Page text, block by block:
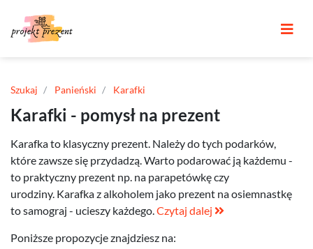
Szukaj Panieński Karafki
Karafki - pomysł na prezent
Karafka to klasyczny prezent. Należy do tych podarków,
które zawsze się przydadzą. Warto podarować ją każdemu -
to praktyczny prezent np. na parapetówkę czy
urodziny. Karafka z alkoholem jako prezent na osiemnastkę
to samograj - ucieszy każdego.Czytaj dalej
Poniższe propozycje znajdziesz na: